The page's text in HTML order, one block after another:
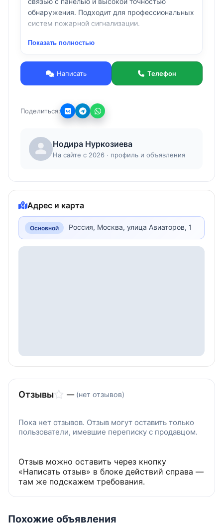
обнаружения. Подходит для профессиональных
систем пожарной сигнализации.
Показать полностью
Написать Телефон
Поделиться:
Нодира Нуркозиева
На сайте с 2026 · профиль и объявления
Адрес и карта
Основной Россия, Москва, улица Авиаторов, 1
Отзывы — (нет отзывов)
Пока нет отзывов. Отзыв могут оставить только
пользователи, имевшие переписку с продавцом.
Отзыв можно оставить через кнопку
«Написать отзыв» в блоке действий справа —
там же подскажем требования.
Похожие объявления